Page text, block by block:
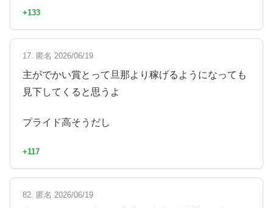
+133
17. 匿名 2026/06/19
主がでかい賞とって旦那より稼げるようになっても
見下してくると思うよ
プライド高そうだし
+117
82. 匿名 2026/06/19